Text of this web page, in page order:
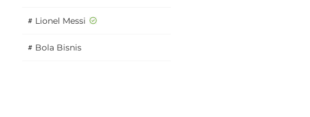
# Lionel Messi
# Bola Bisnis